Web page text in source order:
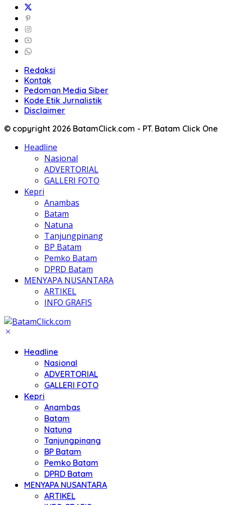
Redaksi
Kontak
Pedoman Media Siber
Kode Etik Jurnalistik
Disclaimer
© copyright 2026 BatamClick.com - PT. Batam Click One
Headline
Nasional
ADVERTORIAL
GALLERI FOTO
Kepri
Anambas
Batam
Natuna
Tanjungpinang
BP Batam
Pemko Batam
DPRD Batam
MENYAPA NUSANTARA
ARTIKEL
INFO GRAFIS
Headline
Nasional
ADVERTORIAL
GALLERI FOTO
Kepri
Anambas
Batam
Natuna
Tanjungpinang
BP Batam
Pemko Batam
DPRD Batam
MENYAPA NUSANTARA
ARTIKEL